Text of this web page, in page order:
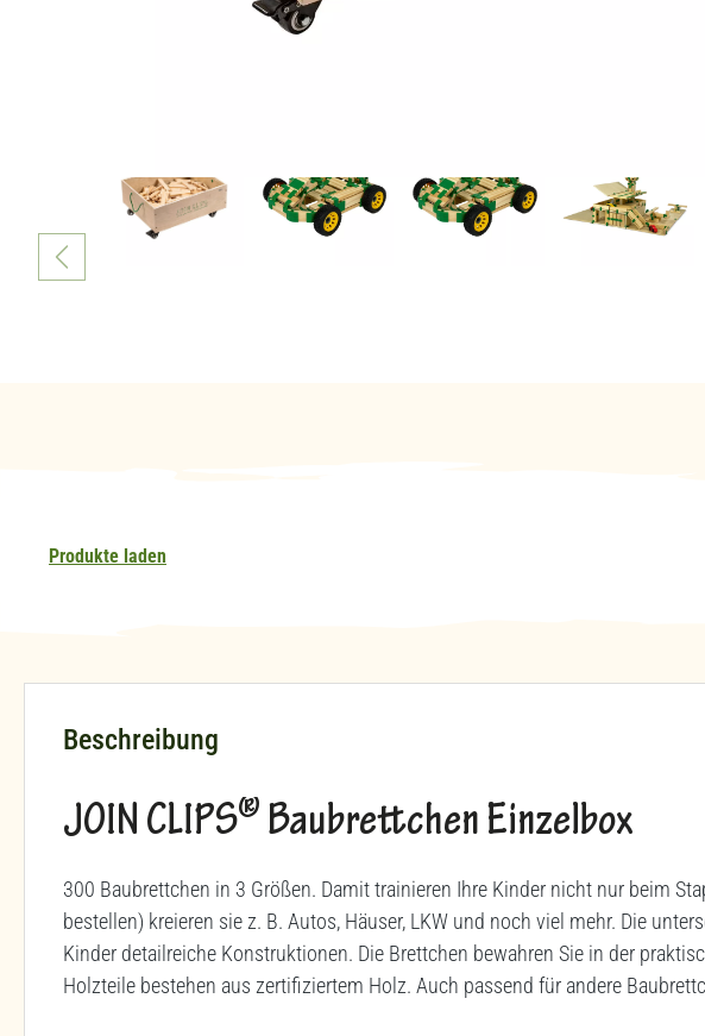
Produkte laden
Beschreibung
JOIN CLIPS® Baubrettchen Einzelbox
300 Baubrettchen in 3 Größen. Damit trainieren Ihre Kinder nicht nur beim
bestellen) kreieren sie z. B. Autos, Häuser, LKW und noch viel mehr. Die
Kinder detailreiche Konstruktionen. Die Brettchen bewahren Sie in der
Holzteile bestehen aus zertifiziertem Holz. Auch passend für andere